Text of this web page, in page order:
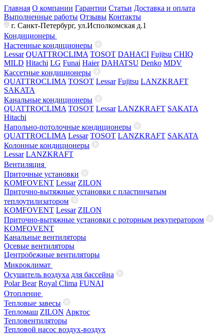
Главная О компании Гарантии Статьи Доставка и оплата
Выполненные работы Отзывы Контакты
г. Санкт-Петербург, ул.Исполкомская д.1
Кондиционеры
Настенные кондиционеры
Lessar QUATTROCLIMA TOSOT DAHACI Fujitsu CHIQ
MILD Hitachi LG Funai Haier DAHATSU Denko MDV
Кассетные кондиционеры
QUATTROCLIMA TOSOT Lessar Fujitsu LANZKRAFT
SAKATA
Канальные кондиционеры
QUATTROCLIMA TOSOT Lessar LANZKRAFT SAKATA
Hitachi
Напольно-потолочные кондиционеры
QUATTROCLIMA Lessar TOSOT LANZKRAFT SAKATA
Колонные кондиционеры
Lessar LANZKRAFT
Вентиляция
Приточные установки
KOMFOVENT Lessar ZILON
Приточно-вытяжные установки с пластинчатым
теплоутилизатором
KOMFOVENT Lessar ZILON
Приточно-вытяжные установки с роторным рекуператором
KOMFOVENT
Канальные вентиляторы
Осевые вентиляторы
Центробежные вентиляторы
Микроклимат
Осушитель воздуха для бассейна
Polar Bear Royal Clima FUNAI
Отопление
Тепловые завесы
Тепломаш ZILON Арктос
Тепловентиляторы
Тепловой насос воздух-воздух